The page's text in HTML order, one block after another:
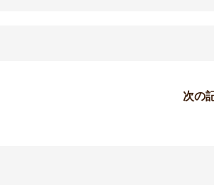
次の